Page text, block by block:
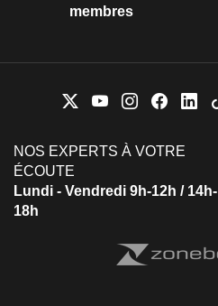
membres
NOS EXPERTS À VOTRE
ÉCOUTE
Lundi - Vendredi 9h-12h / 14h-
18h